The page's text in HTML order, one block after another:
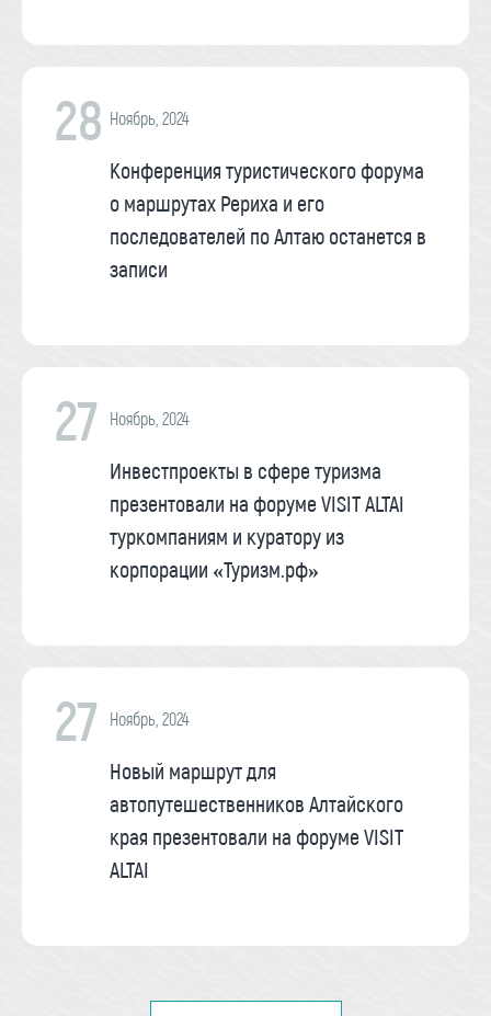
28 Ноябрь, 2024
Конференция туристического форума
о маршрутах Рериха и его
последователей по Алтаю останется в
записи
27 Ноябрь, 2024
Инвестпроекты в сфере туризма
презентовали на форуме VISIT ALTAI
туркомпаниям и куратору из
корпорации «Туризм.рф»
27 Ноябрь, 2024
Новый маршрут для
автопутешественников Алтайского
края презентовали на форуме VISIT
ALTAI